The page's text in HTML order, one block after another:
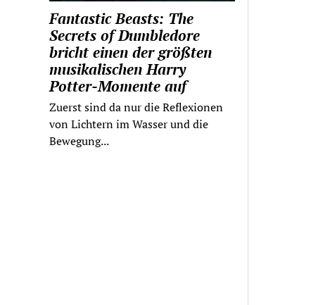
Fantastic Beasts: The
Secrets of Dumbledore
bricht einen der größten
musikalischen Harry
Potter-Momente auf
Zuerst sind da nur die Reflexionen
von Lichtern im Wasser und die
Bewegung...